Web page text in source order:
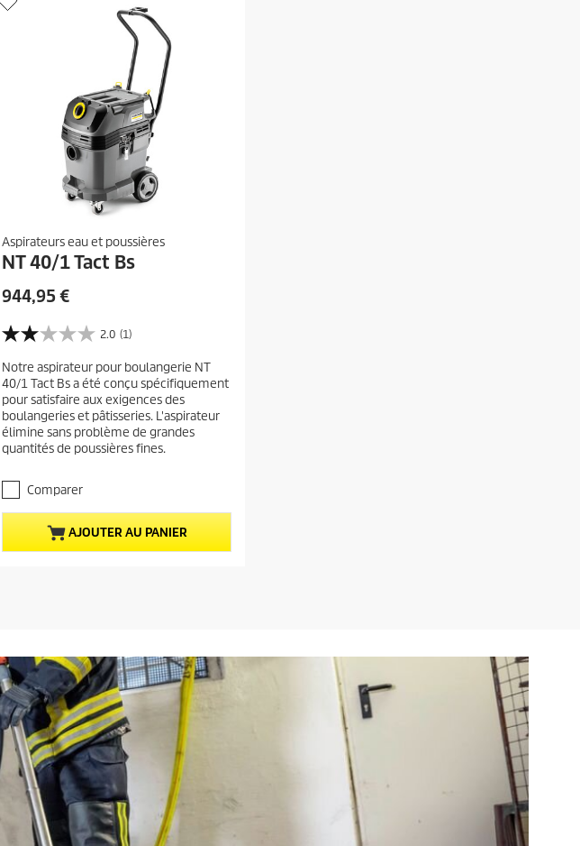
Aspirateurs eau et poussières
NT 40/1 Tact Bs
P
i
a
c
t
u
e
d
u
p
r
t
944,95 €
2.0 (1)
2
0
s
u
r
5
é
i
l
e
s
Notre aspirateur pour boulangerie NT
40/1 Tact Bs a été conçu spécifiquement
pour satisfaire aux exigences des
boulangeries et pâtisseries. L'aspirateur
élimine sans problème de grandes
quantités de poussières fines.
Comparer
AJOUTER AU PANIER